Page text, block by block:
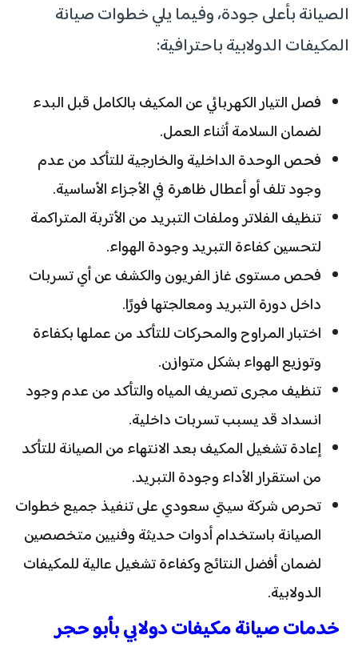
الصيانة بأعلى جودة، وفيما يلي خطوات صيانة
المكيفات الدولابية باحترافية:
فصل التيار الكهربائي عن المكيف بالكامل قبل البدء
لضمان السلامة أثناء العمل.
فحص الوحدة الداخلية والخارجية للتأكد من عدم
وجود تلف أو أعطال ظاهرة في الأجزاء الأساسية.
تنظيف الفلاتر وملفات التبريد من الأتربة المتراكمة
لتحسين كفاءة التبريد وجودة الهواء.
فحص مستوى غاز الفريون والكشف عن أي تسربات
داخل دورة التبريد ومعالجتها فورًا.
اختبار المراوح والمحركات للتأكد من عملها بكفاءة
وتوزيع الهواء بشكل متوازن.
تنظيف مجرى تصريف المياه والتأكد من عدم وجود
انسداد قد يسبب تسربات داخلية.
إعادة تشغيل المكيف بعد الانتهاء من الصيانة للتأكد
من استقرار الأداء وجودة التبريد.
تحرص شركة سيتي سعودي على تنفيذ جميع خطوات
الصيانة باستخدام أدوات حديثة وفنيين متخصصين
لضمان أفضل النتائج وكفاءة تشغيل عالية للمكيفات
الدولابية.
خدمات صيانة مكيفات دولابي بأبو حجر